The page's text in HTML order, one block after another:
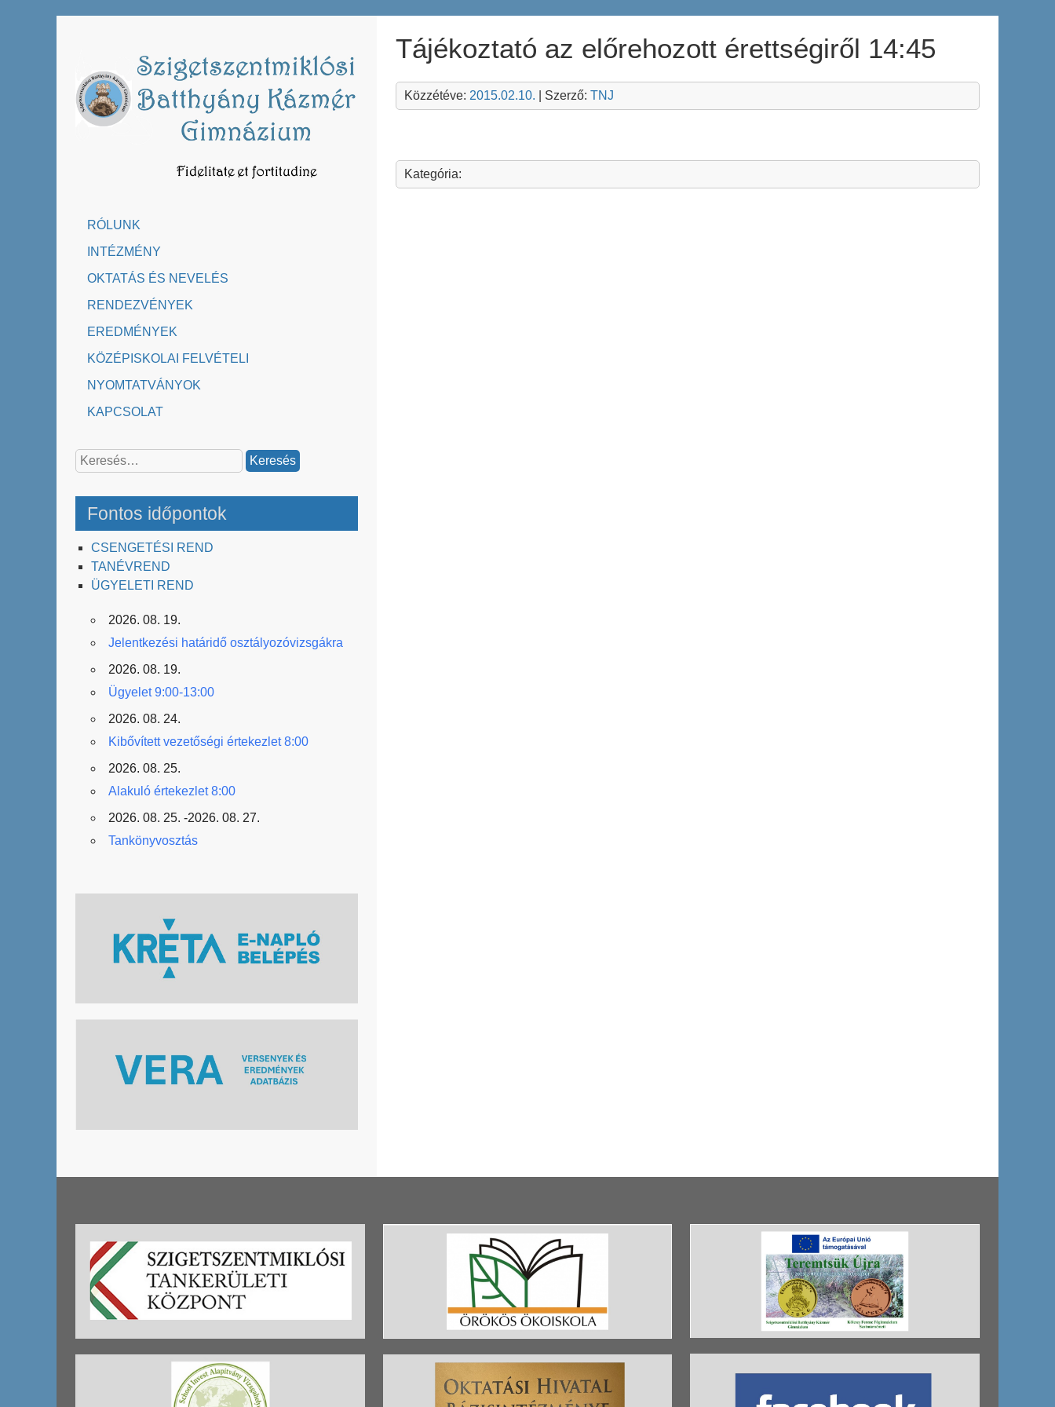
RÓLUNK
INTÉZMÉNY
OKTATÁS ÉS NEVELÉS
RENDEZVÉNYEK
EREDMÉNYEK
KÖZÉPISKOLAI FELVÉTELI
NYOMTATVÁNYOK
KAPCSOLAT
Keresés:
Fontos időpontok
CSENGETÉSI REND
TANÉVREND
ÜGYELETI REND
2026. 08. 19.
Jelentkezési határidő osztályozóvizsgákra
2026. 08. 19.
Ügyelet 9:00-13:00
2026. 08. 24.
Kibővített vezetőségi értekezlet 8:00
2026. 08. 25.
Alakuló értekezlet 8:00
2026. 08. 25. -2026. 08. 27.
Tankönyvosztás
Tájékoztató az előrehozott érettségiről 14:45
Közzétéve: 2015.02.10. | Szerző: TNJ
Kategória: